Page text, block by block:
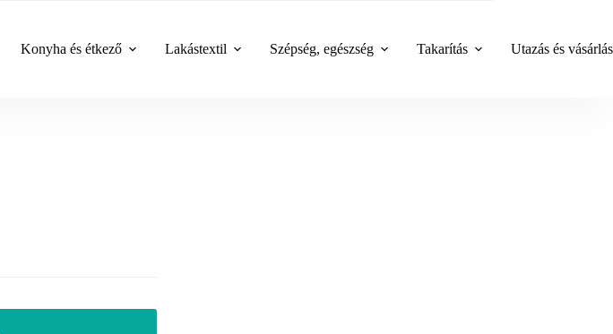
Konyha és étkező Lakástextil Szépség, egészség Takarítás Utazás és vásárlás